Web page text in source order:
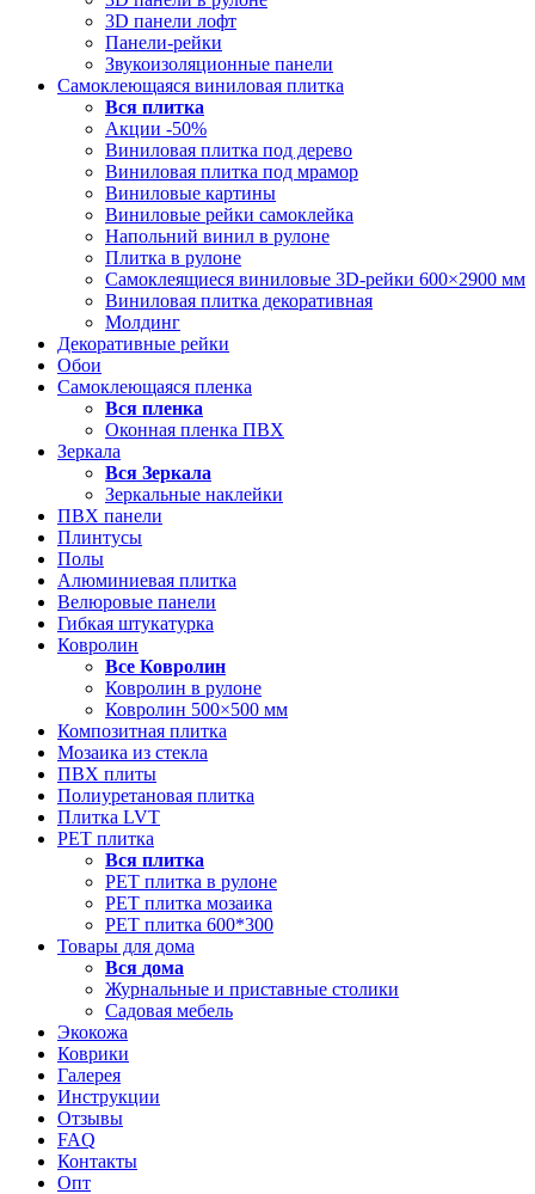
3D панели лофт
Панели-рейки
Звукоизоляционные панели
Самоклеющаяся виниловая плитка
Вся плитка
Акции -50%
Виниловая плитка под дерево
Виниловая плитка под мрамор
Виниловые картины
Виниловые рейки самоклейка
Напольний винил в рулоне
Плитка в рулоне
Самоклеящиеся виниловые 3D‑рейки 600×2900 мм
Виниловая плитка декоративная
Молдинг
Декоративные рейки
Обои
Самоклеющаяся пленка
Вся пленка
Оконная пленка ПВХ
Зеркала
Вся Зеркала
Зеркальные наклейки
ПВХ панели
Плинтусы
Полы
Алюминиевая плитка
Велюровые панели
Гибкая штукатурка
Ковролин
Все Ковролин
Ковролин в рулоне
Ковролин 500×500 мм
Композитная плитка
Мозаика из стекла
ПВХ плиты
Полиуретановая плитка
Плитка LVT
РЕТ плитка
Вся плитка
РЕТ плитка в рулоне
РЕТ плитка мозаика
РЕТ плитка 600*300
Товары для дома
Вся дома
Журнальные и приставные столики
Садовая мебель
Экокожа
Коврики
Галерея
Инструкции
Отзывы
FAQ
Контакты
Опт